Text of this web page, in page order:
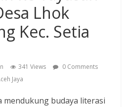
Lhok
Kec. Setia
341 Views
0 Comments
Jaya
mendukung budaya literasi